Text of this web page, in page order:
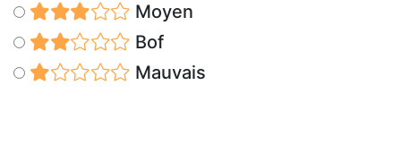
Moyen
Bof
Mauvais